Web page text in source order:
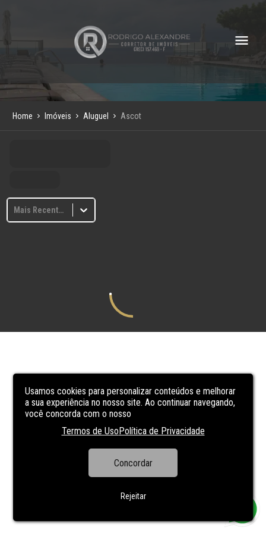
Usamos cookies para personalizar conteúdos e melhorar
a sua experiência no nosso site. Ao continuar navegando,
você concorda com o nosso
Termos de UsoPolítica de Privacidade
Concordar
Rejeitar
Home Imóveis Aluguel Ascot
Mais Recentes